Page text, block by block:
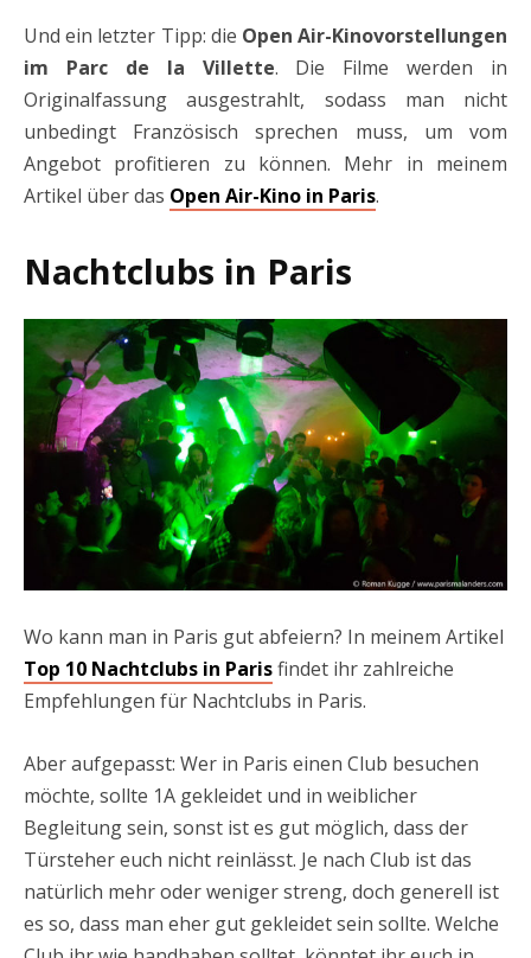
Und ein letzter Tipp: die Open Air-Kinovorstellungen
im Parc de la Villette. Die Filme werden in
Originalfassung ausgestrahlt, sodass man nicht
unbedingt Französisch sprechen muss, um vom
Angebot profitieren zu können. Mehr in meinem
Artikel über das Open Air-Kino in Paris.
Nachtclubs in Paris
Wo kann man in Paris gut abfeiern? In meinem Artikel
Top 10 Nachtclubs in Parisfindet ihr zahlreiche
Empfehlungen für Nachtclubs in Paris.
Aber aufgepasst: Wer in Paris einen Club besuchen
möchte, sollte 1A gekleidet und in weiblicher
Begleitung sein, sonst ist es gut möglich, dass der
Türsteher euch nicht reinlässt. Je nach Club ist das
natürlich mehr oder weniger streng, doch generell ist
es so, dass man eher gut gekleidet sein sollte. Welche